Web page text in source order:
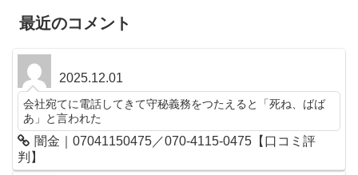
最近のコメント
2025.12.01
会社宛てに電話してきて守秘義務をつたえると「死ね、ばば
あ」と言われた
闇金｜07041150475／070-4115-0475【口コミ評
判】